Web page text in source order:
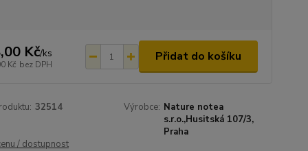
Kč/ks
Kč bez DPH
Přidat do košíku
32514 Výrobce: Nature notea
s.r.o.,Husitská 107/3,
Praha
/ dostupnost